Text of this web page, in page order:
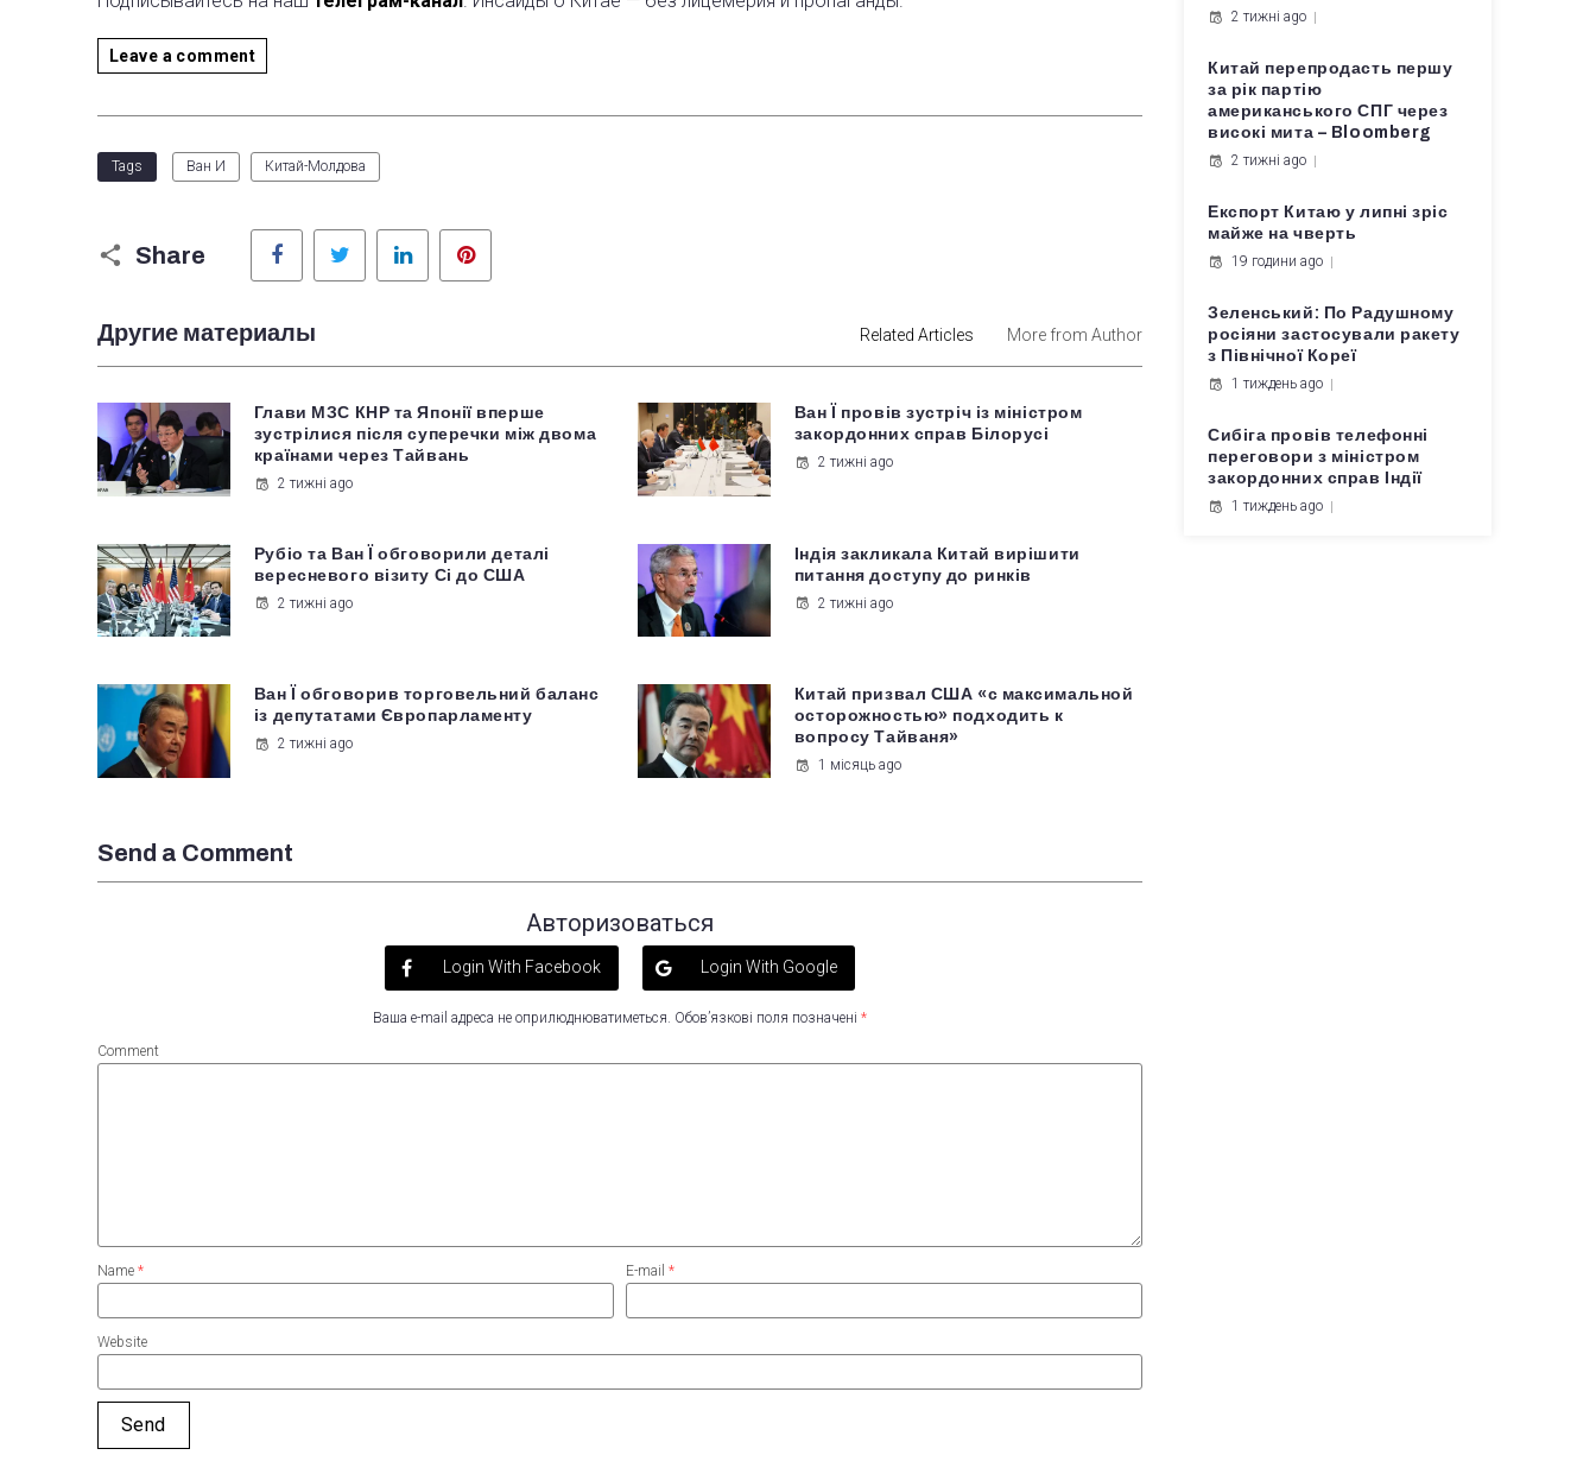
Leave a comment
Tags Ван И Китай-Молдова
Share
Facebook Twitter LinkedIn
Другие материалы Related Articles More from Author
Глави МЗС КНР та Японії вперше
зустрілися після суперечки між двома
країнами через Тайвань
2 тижні ago
Ван Ї провів зустріч із міністром
закордонних справ Білорусі
2 тижні ago
Рубіо та Ван Ї обговорили деталі
вересневого візиту Сі до США
2 тижні ago
Індія закликала Китай вирішити
питання доступу до ринків
2 тижні ago
Ван Ї обговорив торговельний баланс
із депутатами Європарламенту
2 тижні ago
Китай призвал США «с максимальной
осторожностью» подходить к
вопросу Тайваня»
1 місяць ago
Send a Comment
Авторизоваться
Login With Facebook Login With Google
Ваша e-mail адреса не оприлюднюватиметься. Обов’язкові поля позначені *
Comment
Name * E-mail *
Website
2 тижні ago
Китай перепродасть першу
за рік партію
американського СПГ через
високі мита – Bloomberg
2 тижні ago
Експорт Китаю у липні зріс
майже на чверть
19 години ago
Зеленський: По Радушному
росіяни застосували ракету
з Північної Кореї
1 тиждень ago
Сибіга провів телефонні
переговори з міністром
закордонних справ Індії
1 тиждень ago